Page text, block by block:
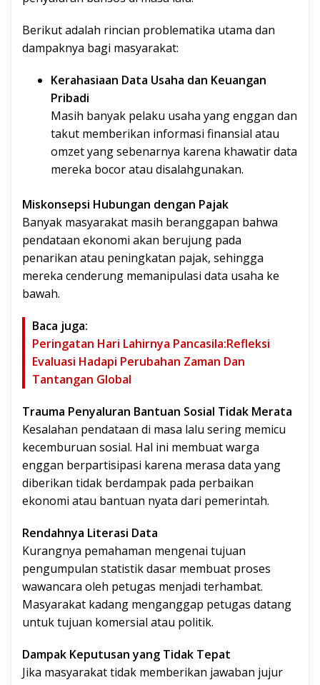
Berikut adalah rincian problematika utama dan
dampaknya bagi masyarakat:
Kerahasiaan Data Usaha dan Keuangan
Pribadi
Masih banyak pelaku usaha yang enggan dan
takut memberikan informasi finansial atau
omzet yang sebenarnya karena khawatir data
mereka bocor atau disalahgunakan.
Miskonsepsi Hubungan dengan Pajak
Banyak masyarakat masih beranggapan bahwa
pendataan ekonomi akan berujung pada
penarikan atau peningkatan pajak, sehingga
mereka cenderung memanipulasi data usaha ke
bawah.
Baca juga:
Peringatan Hari Lahirnya Pancasila:Refleksi
Evaluasi Hadapi Perubahan Zaman Dan
Tantangan Global
Trauma Penyaluran Bantuan Sosial Tidak Merata
Kesalahan pendataan di masa lalu sering memicu
kecemburuan sosial. Hal ini membuat warga
enggan berpartisipasi karena merasa data yang
diberikan tidak berdampak pada perbaikan
ekonomi atau bantuan nyata dari pemerintah.
Rendahnya Literasi Data
Kurangnya pemahaman mengenai tujuan
pengumpulan statistik dasar membuat proses
wawancara oleh petugas menjadi terhambat.
Masyarakat kadang menganggap petugas datang
untuk tujuan komersial atau politik.
Dampak Keputusan yang Tidak Tepat
Jika masyarakat tidak memberikan jawaban jujur